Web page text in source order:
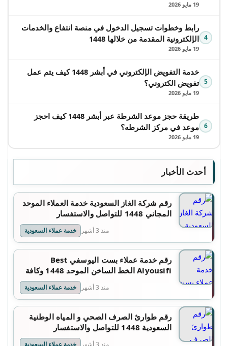
19 مايو 2026
4
رابط وخطوات تسجيل الدخول في منصة انتفاع والخدمات
الإلكترونية المقدمة من خلالها 1448
19 مايو 2026
5
خدمة التفويض الإلكتروني في أبشر 1448 كيف يتم عمل
تفويض الكتروني؟
19 مايو 2026
6
طريقة حجز موعد الشرطة عبر أبشر 1448 كيف احجز
موعد في مركز الشرطه؟
19 مايو 2026
أحدث الأخبار
رقم شركة الغاز السعودية خدمة العملاء الموحد
المجاني 1448 للتواصل والاستفسار
منذ 3 أشهر خدمة عملاء السعودية
رقم خدمة عملاء بست اليوسفي Best
Alyousifi الخط الساخن الموحد 1448 وكافة
منذ 3 أشهر خدمة عملاء السعودية
رقم طوارئ الصرف الصحي و المياه الوطنية
السعودية 1448 للتواصل والاستفسار
منذ 3 أشهر خدمة عملاء السعودية